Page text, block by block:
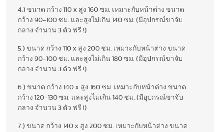
4.) ขนาด กว้าง 110 x สูง 160 ซม. เหมาะกับหน้าต่าง ขนาด
กว้าง 90-100 ซม. และสูงไม่เกิน 140 ซม. (มีอุปกรณ์ขาจับ
กลาง จำนวน 3 ตัว ฟรี !)
5.) ขนาด กว้าง 110 x สูง 200 ซม. เหมาะกับหน้าต่าง ขนาด
กว้าง 90-100 ซม. และสูงไม่เกิน 180 ซม. (มีอุปกรณ์ขาจับ
กลาง จำนวน 3 ตัว ฟรี !)
6.) ขนาด กว้าง 140 x สูง 160 ซม. เหมาะกับหน้าต่าง ขนาด
กว้าง 120-130 ซม. และสูงไม่เกิน 140 ซม. (มีอุปกรณ์ขาจับ
กลาง จำนวน 3 ตัว ฟรี !)
7.) ขนาด กว้าง 140 x สูง 200 ซม. เหมาะกับหน้าต่าง ขนาด